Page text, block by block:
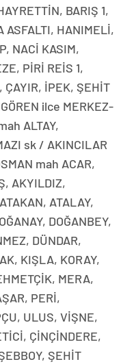
BARIŞ 1,
ASFALTI, HANIMELİ,
NACİ KASIM,
PİRİ REİS 1,
ÇAYIR, İPEK, ŞEHİT
ilce MERKEZ-
ALTAY,
sk / AKINCILAR
mah ACAR,
AKYILDIZ,
ATALAY,
DOĞANBEY,
DÜNDAR,
KIŞLA, KORAY,
MERA,
PERİ,
ULUS, VİŞNE,
ÇİNÇİNDERE,
ŞEHİT